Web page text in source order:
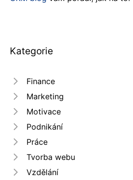
Kategorie
Finance
Marketing
Motivace
Podnikání
Práce
Tvorba webu
Vzdělání